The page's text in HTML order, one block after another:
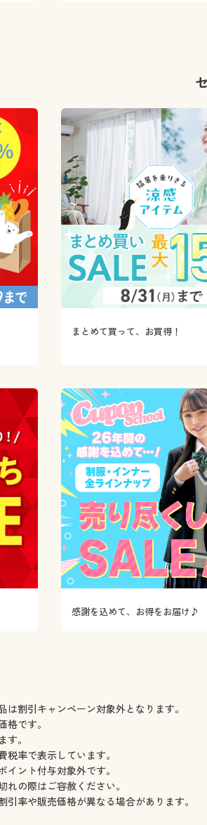
まとめて買って、お買得！
感謝を込めて、お得をお届け♪
割引キャンペーン対象外となります。
です。
。
率で表示しています。
ント付与対象外です。
の際はご容赦ください。
率や販売価格が異なる場合があります。